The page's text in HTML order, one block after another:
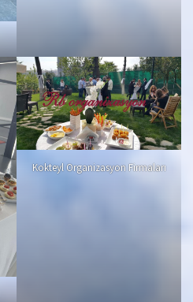
Kokteyl Organizasyon Firmaları